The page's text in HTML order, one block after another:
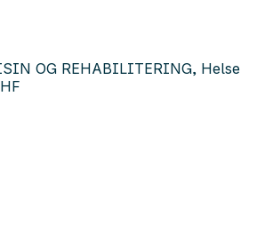
OG REHABILITERING, Helse